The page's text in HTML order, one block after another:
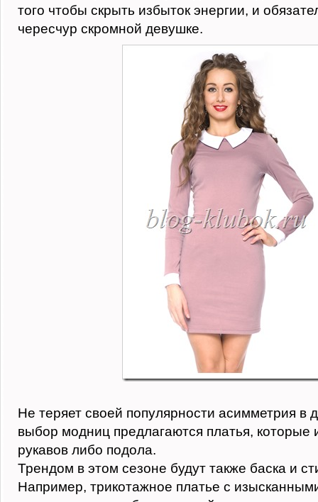
того чтобы скрыть избыток энергии, и
чересчур скромной девушке.
Не теряет своей популярности асимметрия в
выбор модниц предлагаются платья,
рукавов либо подола.
Трендом в этом сезоне будут также баска и
Например, трикотажное платье с